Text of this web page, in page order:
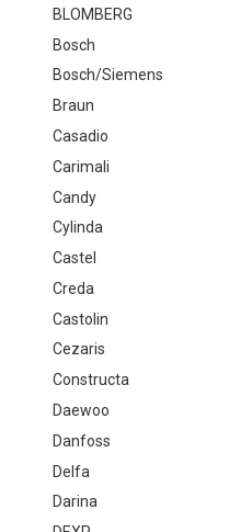
BLOMBERG
Bosch
Bosch/Siemens
Braun
Casadio
Carimali
Candy
Cylinda
Castel
Creda
Castolin
Cezaris
Constructa
Daewoo
Danfoss
Delfa
Darina